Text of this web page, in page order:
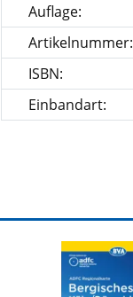
Auflage:
Artikelnummer:
ISBN:
Einbandart: